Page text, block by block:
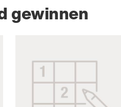
gewinnen